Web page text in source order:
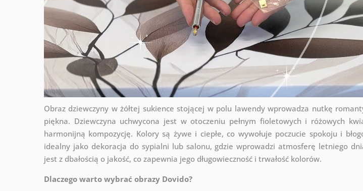
Obraz dziewczyny w żółtej sukience stojącej w polu lawendy wprowadza nutkę
piękna. Dziewczyna uchwycona jest w otoczeniu pełnym fioletowych i różowych
harmonijną kompozycję. Kolory są żywe i ciepłe, co wywołuje poczucie spokoju i
idealny jako dekoracja do sypialni lub salonu, gdzie wprowadzi atmosferę letniego
jest z dbałością o jakość, co zapewnia jego długowieczność i trwałość kolorów.
Dlaczego warto wybrać obrazy Dovido?